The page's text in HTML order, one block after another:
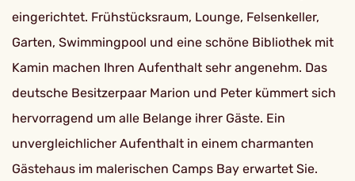
eingerichtet. Frühstücksraum, Lounge, Felsenkeller,
Garten, Swimmingpool und eine schöne Bibliothek mit
Kamin machen Ihren Aufenthalt sehr angenehm. Das
deutsche Besitzerpaar Marion und Peter kümmert sich
hervorragend um alle Belange ihrer Gäste. Ein
unvergleichlicher Aufenthalt in einem charmanten
Gästehaus im malerischen Camps Bay erwartet Sie.